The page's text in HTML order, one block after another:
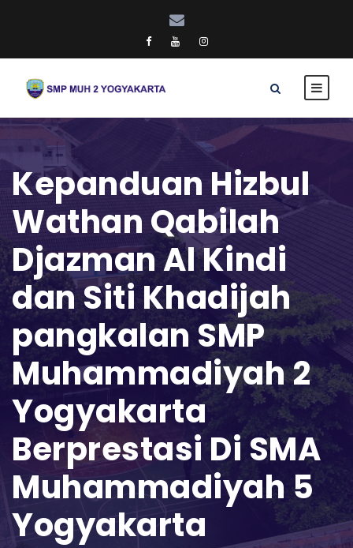
Kepanduan Hizbul
Wathan Qabilah
Djazman Al Kindi
dan Siti Khadijah
pangkalan SMP
Muhammadiyah 2
Yogyakarta
Berprestasi Di SMA
Muhammadiyah 5
Yogyakarta